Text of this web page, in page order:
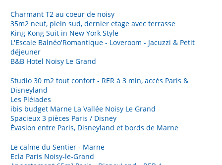
Charmant T2 au coeur de noisy
35m2 neuf, plein sud, dernier etage avec terrasse
King Kong Suit in New York Style
L'Escale Balnéo'Romantique - Loveroom - Jacuzzi & Petit
déjeuner
B&B Hotel Noisy Le Grand
Studio 30 m2 tout confort - RER à 3 min, accès Paris &
Disneyland
Les Pléiades
ibis budget Marne La Vallée Noisy Le Grand
Spacieux 3 pièces Paris / Disney
Évasion entre Paris, Disneyland et bords de Marne
Le calme du Sentier - Marne
Ecla Paris Noisy-le-Grand